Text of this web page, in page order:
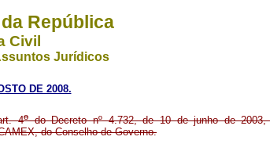
República
Civil
Jurídicos
DE 2008.
4odo Decreto nº4.732, de 10 de junho de 2003,
do Conselho de Governo.